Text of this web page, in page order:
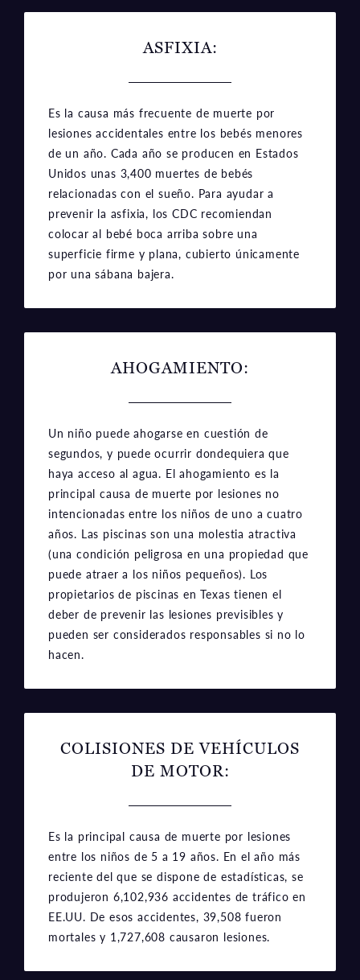
ASFIXIA:
Es la causa más frecuente de muerte por
lesiones accidentales entre los bebés menores
de un año. Cada año se producen en Estados
Unidos unas 3,400 muertes de bebés
relacionadas con el sueño. Para ayudar a
prevenir la asfixia, los CDC recomiendan
colocar al bebé boca arriba sobre una
superficie firme y plana, cubierto únicamente
por una sábana bajera.
AHOGAMIENTO:
Un niño puede ahogarse en cuestión de
segundos, y puede ocurrir dondequiera que
haya acceso al agua. El ahogamiento es la
principal causa de muerte por lesiones no
intencionadas entre los niños de uno a cuatro
años. Las piscinas son una molestia atractiva
(una condición peligrosa en una propiedad que
puede atraer a los niños pequeños). Los
propietarios de piscinas en Texas tienen el
deber de prevenir las lesiones previsibles y
pueden ser considerados responsables si no lo
hacen.
COLISIONES DE VEHÍCULOS
DE MOTOR:
Es la principal causa de muerte por lesiones
entre los niños de 5 a 19 años. En el año más
reciente del que se dispone de estadísticas, se
produjeron 6,102,936 accidentes de tráfico en
EE.UU. De esos accidentes, 39,508 fueron
mortales y 1,727,608 causaron lesiones.